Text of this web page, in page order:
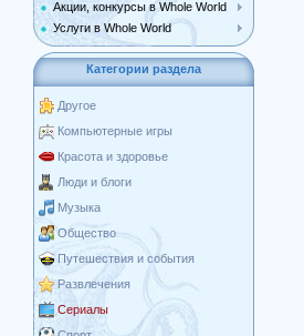
Акции, конкурсы в Whole World
Услуги в Whole World
Категории раздела
Другое
Компьютерные игры
Красота и здоровье
Люди и блоги
Музыка
Общество
Путешествия и события
Развлечения
Сериалы